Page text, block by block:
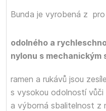
Bunda je vyrobená z
odolného a
nylonu s mechanickým
ramen a rukávů jsou
s vysokou odolností vůči
a výborná sbalitelnost z